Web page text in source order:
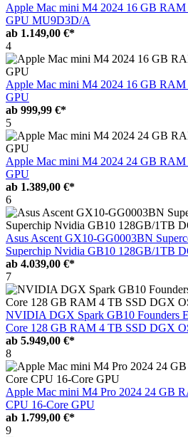
Apple Mac mini M4 2024 16 GB RAM
GPU MU9D3D/A
ab 1.149,00 €*
4
Apple Mac mini M4 2024 16 GB RAM
GPU
ab 999,99 €*
5
Apple Mac mini M4 2024 24 GB RAM
GPU
ab 1.389,00 €*
6
Asus Ascent GX10-GG0003BN
Superchip Nvidia GB10 128GB/1TB
ab 4.039,00 €*
7
NVIDIA DGX Spark GB10 Founders
Core 128 GB RAM 4 TB SSD DGX
ab 5.949,00 €*
8
Apple Mac mini M4 Pro 2024 24 GB
CPU 16-Core GPU
ab 1.799,00 €*
9